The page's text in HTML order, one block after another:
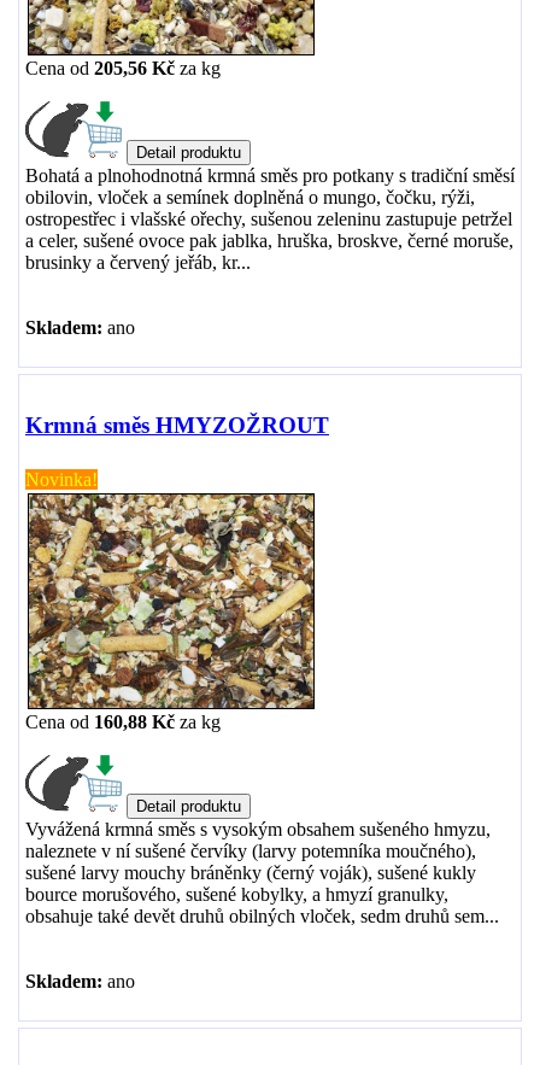
Cena od 205,56 Kč za kg
Bohatá a plnohodnotná krmná směs pro potkany s tradiční směsí
obilovin, vloček a semínek doplněná o mungo, čočku, rýži,
ostropestřec i vlašské ořechy, sušenou zeleninu zastupuje petržel
a celer, sušené ovoce pak jablka, hruška, broskve, černé moruše,
brusinky a červený jeřáb, kr...
Skladem: ano
Krmná směs HMYZOŽROUT
Novinka!
Cena od 160,88 Kč za kg
Vyvážená krmná směs s vysokým obsahem sušeného hmyzu,
naleznete v ní sušené červíky (larvy potemníka moučného),
sušené larvy mouchy bráněnky (černý voják), sušené kukly
bource morušového, sušené kobylky, a hmyzí granulky,
obsahuje také devět druhů obilných vloček, sedm druhů sem...
Skladem: ano